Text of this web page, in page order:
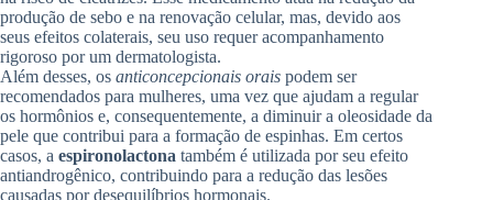
produção de sebo e na renovação celular, mas, devido aos
seus efeitos colaterais, seu uso requer acompanhamento
rigoroso por um dermatologista.
Além desses, os anticoncepcionais orais podem ser
recomendados para mulheres, uma vez que ajudam a regular
os hormônios e, consequentemente, a diminuir a oleosidade da
pele que contribui para a formação de espinhas. Em certos
casos, a espironolactona também é utilizada por seu efeito
antiandrogênico, contribuindo para a redução das lesões
causadas por desequilíbrios hormonais.